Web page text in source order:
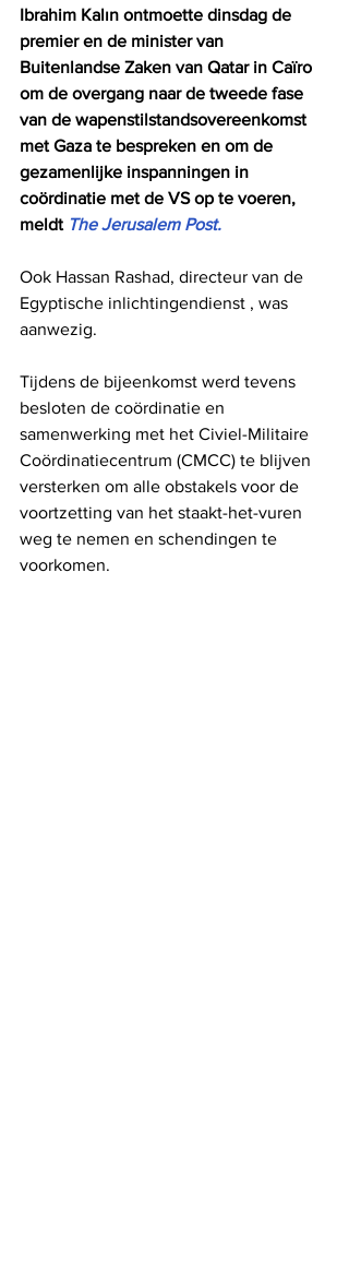
Ibrahim Kalın ontmoette dinsdag de
premier en de minister van
Buitenlandse Zaken van Qatar in Caïro
om de overgang naar de tweede fase
van de wapenstilstandsovereenkomst
met Gaza te bespreken en om de
gezamenlijke inspanningen in
coördinatie met de VS op te voeren,
meldt The Jerusalem Post.
Ook Hassan Rashad, directeur van de
Egyptische inlichtingendienst , was
aanwezig.
Tijdens de bijeenkomst werd tevens
besloten de coördinatie en
samenwerking met het Civiel-Militaire
Coördinatiecentrum (CMCC) te blijven
versterken om alle obstakels voor de
voortzetting van het staakt-het-vuren
weg te nemen en schendingen te
voorkomen.